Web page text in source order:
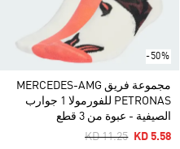
-50%
مجموعة فريق MERCEDES-AMG
PETRONAS للفورمولا 1 جوارب
الصيفية - عبوة من 3 قطع
Price Reduced
KD 11.25ToKD 5.58